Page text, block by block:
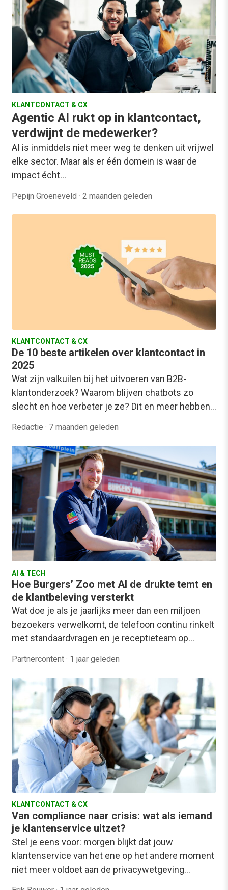
KLANTCONTACT & CX
Agentic AI rukt op in klantcontact,
verdwijnt de medewerker?
AI is inmiddels niet meer weg te denken uit vrijwel
elke sector. Maar als er één domein is waar de
impact écht…
Pepijn Groeneveld · 2 maanden geleden
KLANTCONTACT & CX
De 10 beste artikelen over klantcontact in
2025
Wat zijn valkuilen bij het uitvoeren van B2B-
klantonderzoek? Waarom blijven chatbots zo
slecht en hoe verbeter je ze? Dit en meer hebben…
Redactie · 7 maanden geleden
AI & TECH
Hoe Burgers’ Zoo met AI de drukte temt en
de klantbeleving versterkt
Wat doe je als je jaarlijks meer dan een miljoen
bezoekers verwelkomt, de telefoon continu rinkelt
met standaardvragen en je receptieteam op…
Partnercontent · 1 jaar geleden
KLANTCONTACT & CX
Van compliance naar crisis: wat als iemand
je klantenservice uitzet?
Stel je eens voor: morgen blijkt dat jouw
klantenservice van het ene op het andere moment
niet meer voldoet aan de privacywetgeving…